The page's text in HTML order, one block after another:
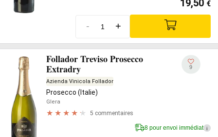
19,50 €
- +
Follador Treviso Prosecco
Extradry
Azienda Vinicola Follador
Prosecco (Italie)
Glera
5 commentaires
9
8 pour envoi immédiat i